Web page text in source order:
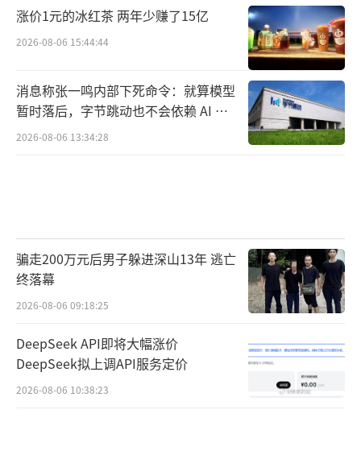
涨价1元的冰红茶 两年少赚了15亿
2026-08-06 15:44:44
消息称张一鸣内部下死命令：就算模型
暂时落后，字节跳动也不会依赖 AI 蒸
馏技术
2026-08-06 13:34:28
骗走200万元后男子躲进深山13年 逃亡
终落幕
2026-08-06 09:18:25
DeepSeek API即将大幅涨价
DeepSeek拟上调API服务定价
2026-08-06 10:38:23